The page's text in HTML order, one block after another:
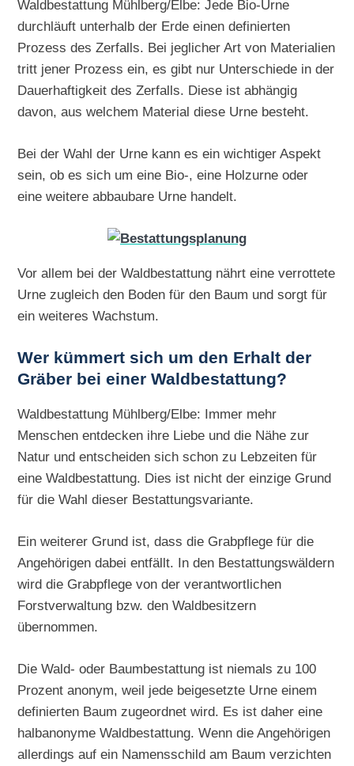
Waldbestattung Mühlberg/Elbe: Jede Bio-Urne
durchläuft unterhalb der Erde einen definierten
Prozess des Zerfalls. Bei jeglicher Art von Materialien
tritt jener Prozess ein, es gibt nur Unterschiede in der
Dauerhaftigkeit des Zerfalls. Diese ist abhängig
davon, aus welchem Material diese Urne besteht.
Bei der Wahl der Urne kann es ein wichtiger Aspekt
sein, ob es sich um eine Bio-, eine Holzurne oder
eine weitere abbaubare Urne handelt.
Vor allem bei der Waldbestattung nährt eine verrottete
Urne zugleich den Boden für den Baum und sorgt für
ein weiteres Wachstum.
Wer kümmert sich um den Erhalt der
Gräber bei einer Waldbestattung?
Waldbestattung Mühlberg/Elbe: Immer mehr
Menschen entdecken ihre Liebe und die Nähe zur
Natur und entscheiden sich schon zu Lebzeiten für
eine Waldbestattung. Dies ist nicht der einzige Grund
für die Wahl dieser Bestattungsvariante.
Ein weiterer Grund ist, dass die Grabpflege für die
Angehörigen dabei entfällt. In den Bestattungswäldern
wird die Grabpflege von der verantwortlichen
Forstverwaltung bzw. den Waldbesitzern
übernommen.
Die Wald- oder Baumbestattung ist niemals zu 100
Prozent anonym, weil jede beigesetzte Urne einem
definierten Baum zugeordnet wird. Es ist daher eine
halbanonyme Waldbestattung. Wenn die Angehörigen
allerdings auf ein Namensschild am Baum verzichten